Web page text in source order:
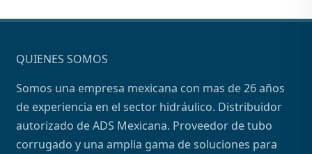
QUIENES SOMOS
Somos una empresa mexicana con mas de 26 años
de experiencia en el sector hidráulico. Distribuidor
autorizado de ADS Mexicana. Proveedor de tubo
corrugado y una amplia gama de soluciones para